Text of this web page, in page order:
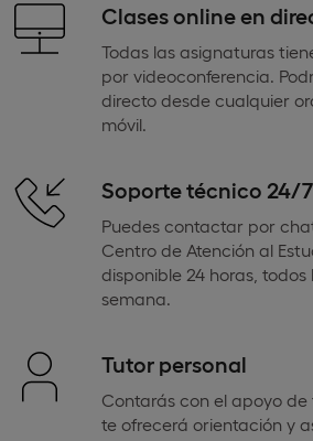
Clases online en
Todas las asignaturas
por videoconferencia.
directo desde cualquier
móvil.
Soporte técnico 24/7
Puedes contactar por
Centro de Atención al
disponible 24 horas, todos
semana.
Tutor personal
Contarás con el apoyo
te ofrecerá orientación y